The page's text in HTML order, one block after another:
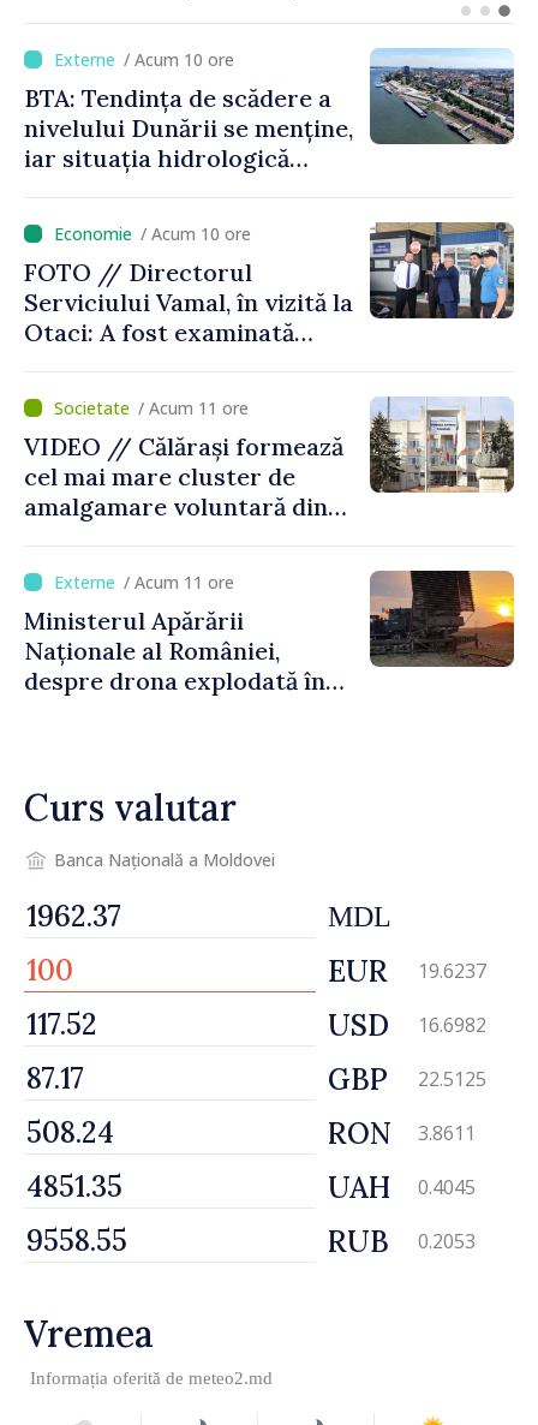
/ Acum 10 ore
BTA: Tendința de scădere a
nivelului Dunării se menține,
iar situația hidrologică
/ Acum 10 ore
FOTO // Directorul
Serviciului Vamal, în vizită la
Otaci: A fost examinată
control vamal cu un scanner
performant/ Acum 11 ore
VIDEO // Călărași formează
cel mai mare cluster de
amalgamare voluntară din
orășenesc a aprobat decizia
finală
/ Acum 11 ore
Ministerul Apărării
Naționale al României,
despre drona explodată în
Curs valutar
Banca Națională a Moldovei
MDL
EUR 19.6237
USD 16.6982
GBP 22.5125
RON 3.8611
UAH 0.4045
RUB 0.2053
Vremea
Informația oferită de meteo2.md